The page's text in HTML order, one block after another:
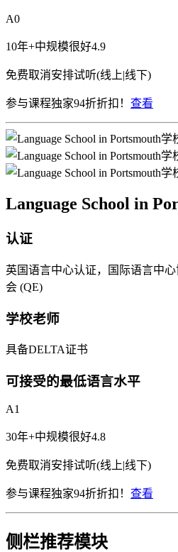
A0
10年+中规模很好4.9
免费取消安排试听(线上|线下)
参与课程独家94折折扣！ 查看
Language School in
认证
英国语言中心认证，国际语言中
会 (QE)
学校老师
具备DELTA证书
可接受的最低语言水平
A1
30年+中规模很好4.8
免费取消安排试听(线上|线下)
参与课程独家94折折扣！ 查看
侧栏推荐模块